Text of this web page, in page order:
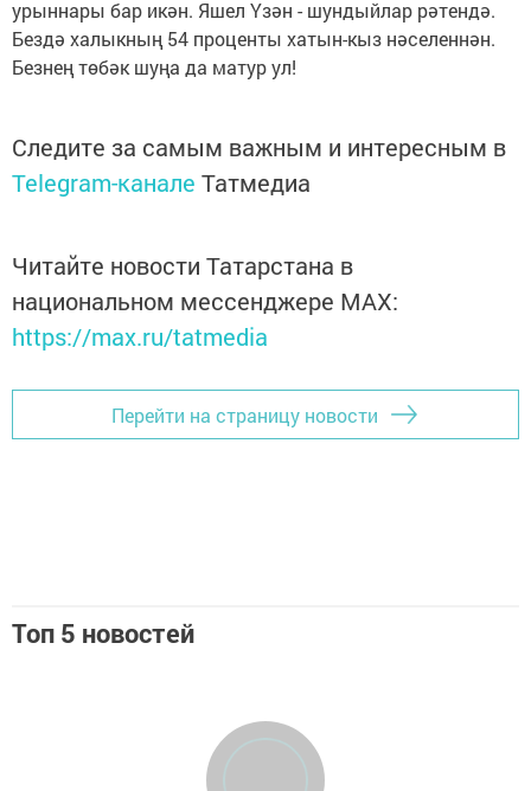
урыннары бар икән. Яшел Үзән - шундыйлар рәтендә.
Бездә халыкның 54 проценты хатын-кыз нәселеннән.
Безнең төбәк шуңа да матур ул!
Следите за самым важным и интересным в
Telegram-канале Татмедиа
Читайте новости Татарстана в
национальном мессенджере MАХ:
https://max.ru/tatmedia
Перейти на страницу новости
Топ 5 новостей